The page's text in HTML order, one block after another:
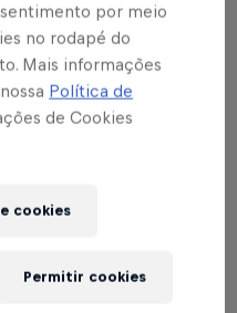
mais de
por meio
no rodapé do
Mais informações
Política de
de Cookies
cookies
Permitir cookies